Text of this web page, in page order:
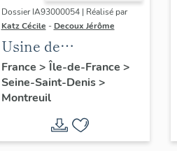
Dossier IA93000054 | Réalisé par
Katz Cécile - Decoux Jérôme
Usine de
construction
mécanique André
Laubeuf (détruit
après inventaire)
France > Île-de-France >
Seine-Saint-Denis>
Montreuil